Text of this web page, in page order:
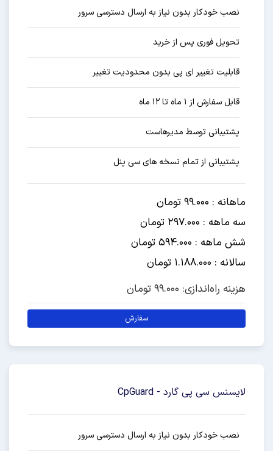
نصب خودکار بدون نیاز به ارسال دسترسی سرور
تحویل فوری پس از خرید
قابلیت تغییر ای پی بدون محدودیت تغییر
قابل سفارش از ۱ ماه تا ۱۲ ماه
پشتیبانی توسط مدیرهاست
پشتیبانی از تمام نسخه های سی پنل
ماهانه : 99.000 تومان
سه ماهه : 297.000 تومان
شش ماهه : 594.000 تومان
سالانه : 1.188.000 تومان
هزینه راه‌اندازی: 99.000 تومان
سفارش
لایسنس سی پی گارد - CpGuard
نصب خودکار بدون نیاز به ارسال دسترسی سرور